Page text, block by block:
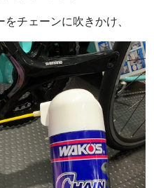
チェーンに吹きかけ、